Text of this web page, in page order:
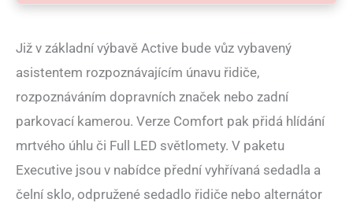
Již v základní výbavě Active bude vůz vybavený
asistentem rozpoznávajícím únavu řidiče,
rozpoznáváním dopravních značek nebo zadní
parkovací kamerou. Verze Comfort pak přidá hlídání
mrtvého úhlu či Full LED světlomety. V paketu
Executive jsou v nabídce přední vyhřívaná sedadla a
čelní sklo, odpružené sedadlo řidiče nebo alternátor